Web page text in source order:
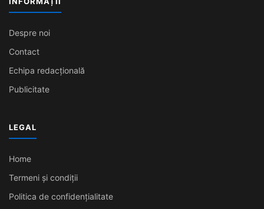
Despre noi
Contact
Echipa redacțională
Publicitate
LEGAL
Home
Termeni și condiții
Politica de confidențialitate